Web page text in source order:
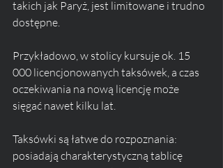
takich jak Paryż, jest limitowane i trudno
dostępne.
Przykładowo, w stolicy kursuje ok. 15
000 licencjonowanych taksówek, a czas
oczekiwania na nową licencję może
sięgać nawet kilku lat.
Taksówki są łatwe do rozpoznania:
posiadają charakterystyczną tablicę